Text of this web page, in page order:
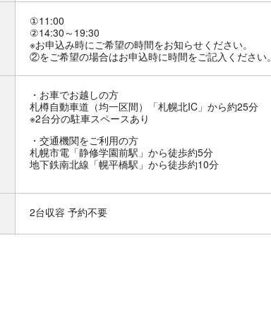
①11:00
②14:30～19:30
※お申込み時にご希望の時間をお知らせください。
②をご希望の場合はお申込時に時間をご記入ください。
お車でお越しの方
札樽自動車道（均一区間）「札幌北IC」から約25分
※2台分の駐車スペースあり
交通機関をご利用の方
札幌市電「静修学園前駅」から徒歩約5分
地下鉄南北線「幌平橋駅」から徒歩約10分
2台収容 予約不要